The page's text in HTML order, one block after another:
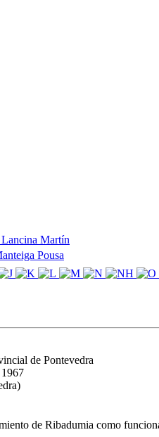
de Pontevedra
de Ribadumia como